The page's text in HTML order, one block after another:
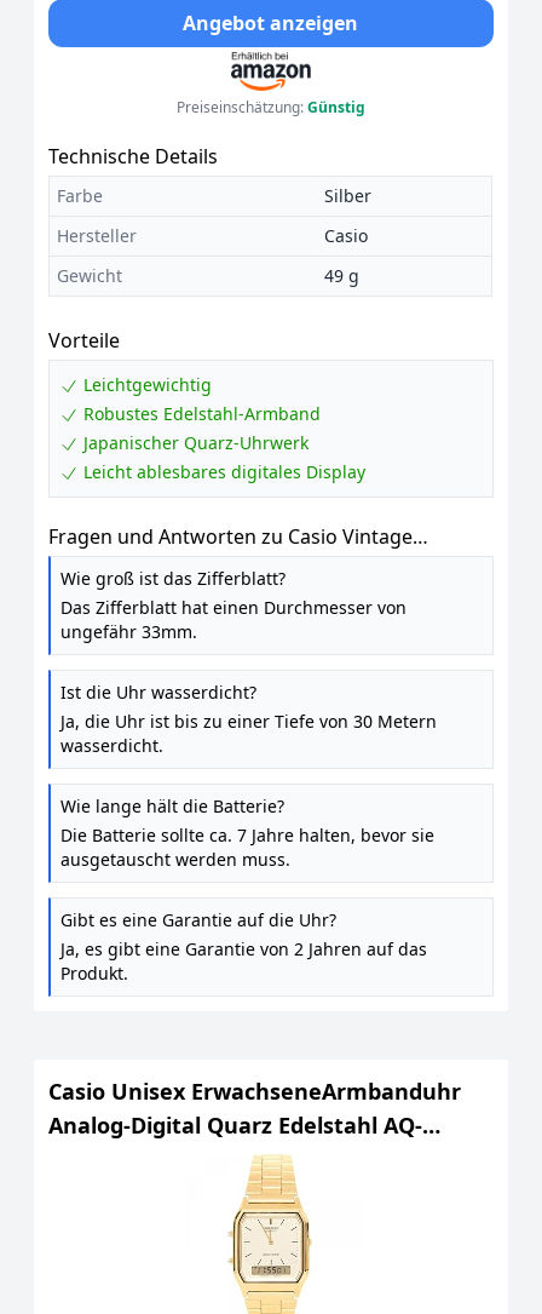
Angebot anzeigen
Preiseinschätzung:Günstig
Technische Details
Farbe
Silber
Hersteller
Casio
Gewicht
49 g
Vorteile
Leichtgewichtig
Robustes Edelstahl-Armband
Japanischer Quarz-Uhrwerk
Leicht ablesbares digitales Display
Fragen und Antworten zu Casio Vintage
A168WEGG-1BEF Digitaluhr
Wie groß ist das Zifferblatt?
Das Zifferblatt hat einen Durchmesser von
ungefähr 33mm.
Ist die Uhr wasserdicht?
Ja, die Uhr ist bis zu einer Tiefe von 30 Metern
wasserdicht.
Wie lange hält die Batterie?
Die Batterie sollte ca. 7 Jahre halten, bevor sie
ausgetauscht werden muss.
Gibt es eine Garantie auf die Uhr?
Ja, es gibt eine Garantie von 2 Jahren auf das
Produkt.
Casio Unisex ErwachseneArmbanduhr
Analog-Digital Quarz Edelstahl AQ-